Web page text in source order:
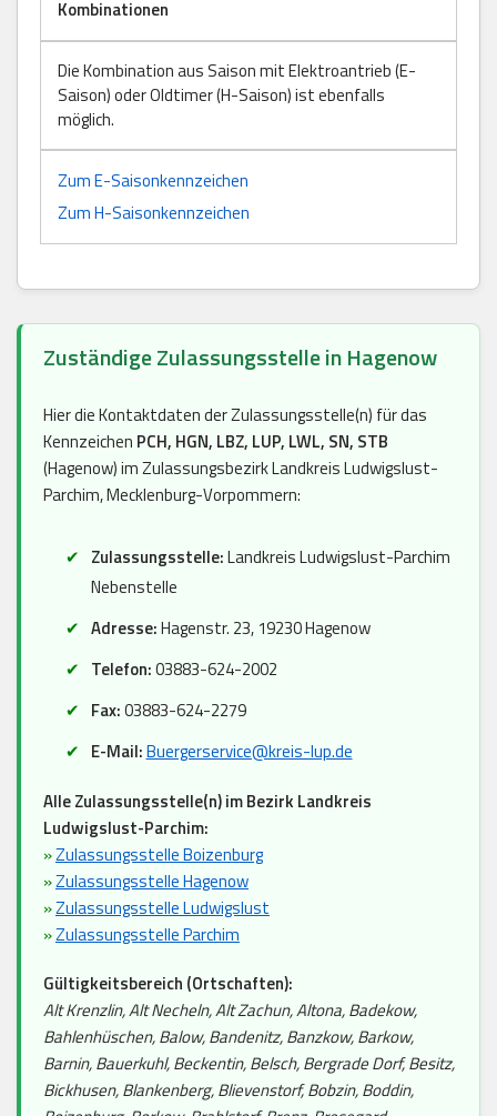
Kombinationen
Die Kombination aus Saison mit Elektroantrieb (E-
Saison) oder Oldtimer (H-Saison) ist ebenfalls
möglich.
Zum E-Saisonkennzeichen
Zum H-Saisonkennzeichen
Zuständige Zulassungsstelle in Hagenow
Hier die Kontaktdaten der Zulassungsstelle(n) für das
Kennzeichen PCH, HGN, LBZ, LUP, LWL, SN, STB
(Hagenow) im Zulassungsbezirk Landkreis Ludwigslust-
Parchim, Mecklenburg-Vorpommern:
Zulassungsstelle:Landkreis Ludwigslust-Parchim
Nebenstelle
Adresse:Hagenstr. 23, 19230 Hagenow
Telefon:03883-624-2002
Fax:03883-624-2279
E-Mail:Buergerservice@kreis-lup.de
Alle Zulassungsstelle(n) im Bezirk Landkreis
Ludwigslust-Parchim:
»Zulassungsstelle Boizenburg
»Zulassungsstelle Hagenow
»Zulassungsstelle Ludwigslust
»Zulassungsstelle Parchim
Gültigkeitsbereich (Ortschaften):
Alt Krenzlin, Alt Necheln, Alt Zachun, Altona, Badekow,
Bahlenhüschen, Balow, Bandenitz, Banzkow, Barkow,
Barnin, Bauerkuhl, Beckentin, Belsch, Bergrade Dorf, Besitz,
Bickhusen, Blankenberg, Blievenstorf, Bobzin, Boddin,